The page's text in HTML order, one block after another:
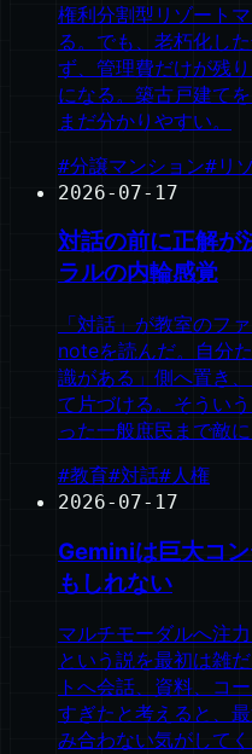
権利分割型リゾート
る。でも、老朽化し
ず、管理費だけが残
になる。築古戸建て
まだ分かりやすい。
#分譲マンション#リ
2026-07-17
対話の前に正解が
ラルの内輪感覚
「対話」が教室のフ
noteを読んだ。自分
識がある」側へ置き
て片づける。そうい
った一般庶民まで敵に
#教育#対話#人権
2026-07-17
Geminiは巨大コ
もしれない
マルチモーダルへ注
という説を最初は雑
トへ会話、資料、コ
すぎたと考えると、
み合わない気がしてく